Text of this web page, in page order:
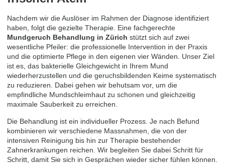
Nachdem wir die Auslöser im Rahmen der Diagnose identifiziert
haben, folgt die gezielte Therapie. Eine fachgerechte
Mundgeruch Behandlung in Zürich stützt sich auf zwei
wesentliche Pfeiler: die professionelle Intervention in der Praxis
und die optimierte Pflege in den eigenen vier Wänden. Unser Ziel
ist es, das bakterielle Gleichgewicht in Ihrem Mund
wiederherzustellen und die geruchsbildenden Keime systematisch
zu reduzieren. Dabei gehen wir behutsam vor, um die
empfindliche Mundschleimhaut zu schonen und gleichzeitig
maximale Sauberkeit zu erreichen.
Die Behandlung ist ein individueller Prozess. Je nach Befund
kombinieren wir verschiedene Massnahmen, die von der
intensiven Reinigung bis hin zur Therapie bestehender
Zahnerkrankungen reichen. Wir begleiten Sie dabei Schritt für
Schritt, damit Sie sich in Gesprächen wieder sicher fühlen können.